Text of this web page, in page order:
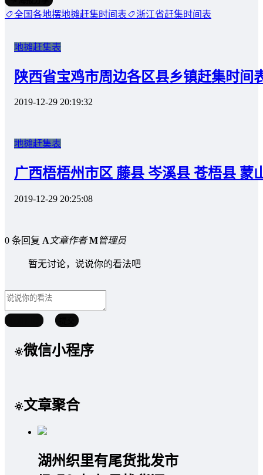
全国各地摆地摊赶集时间表 浙江省赶集时间表
地摊赶集表
陕西省宝鸡市周边各区县乡镇赶集时间
2019-12-29 20:19:32
地摊赶集表
广西梧梧州市区 藤县 岑溪县 苍梧县 蒙
2019-12-29 20:25:08
0 条回复 A 文章作者 M管理员
暂无讨论，说说你的看法吧
微信小程序
文章聚合
湖州织里有尾货批发市